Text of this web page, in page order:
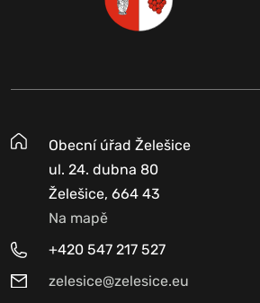
Obecní úřad Želešice
ul. 24. dubna 80
Želešice, 664 43
Na mapě
+420 547 217 527
zelesice@zelesice.eu